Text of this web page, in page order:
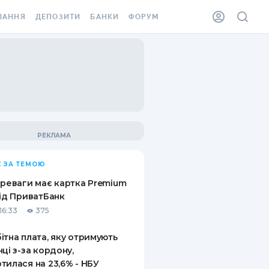
ВІНЬЄТКА
ВІД
ВИПАДКІВ
ДЕПОЗИТИ
ПИТАННЯ ТА ВІДПОВІДІ
ПУТІВНИКИ ПО
БАНКИ ФОРУМ
ЗА ТЕМОЮ
має картка Premium
ПриватБанк
375
плата, яку отримують
з-за кордону,
на 23,6% - НБУ